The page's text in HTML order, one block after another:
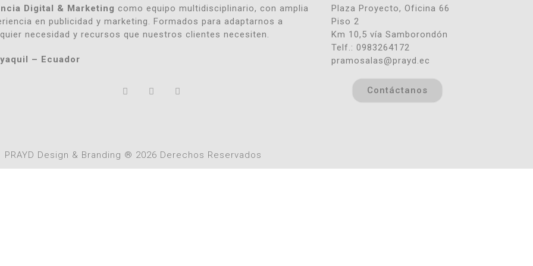
Digital & Marketing como equipo multidisciplinario, con amplia
en publicidad y marketing. Formados para adaptarnos a
necesidad y recursos que nuestros clientes necesiten.
– Ecuador
Plaza Proyecto, Oficina 66
Piso 2
Km 10,5 vía Samborondón
Telf.: 0983264172
pramosalas@prayd.ec
Contáctanos
PRAYD Design & Branding ® 2026 Derechos Reservados